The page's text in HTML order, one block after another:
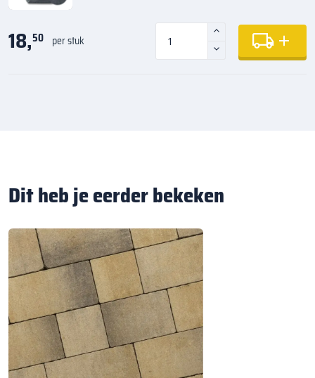
18,50 per stuk
Dit heb je eerder bekeken